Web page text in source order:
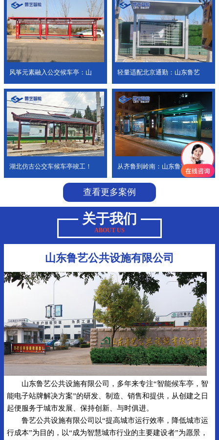
风筝元素融入公交候车亭：山 轻量适配北京通勤：山东鲁艺
湖北仿古公交车候车亭竣工！ 从齐鲁到岭南：山东鲁艺公交
查看更多案例
关于我们
ABOUT US
山东鲁艺公共设施有限公司
山东鲁艺公共设施有限公司，多年来专注“智能候车亭，智
能电子站牌解决方案”的研发、制造、销售和提供，从创建之日
起便服务于城市发展、保持创新、与时俱进。
鲁艺公共设施有限公司以“提高城市运行效率，降低城市运
行成本”为目的，以“成为智慧城市行业的主要建设者”为愿景，